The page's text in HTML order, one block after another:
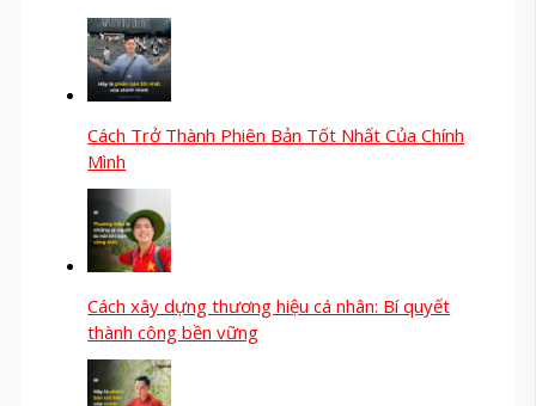
Cách Trở Thành Phiên Bản Tốt Nhất Của Chính
Mình
Cách xây dựng thương hiệu cá nhân: Bí quyết
thành công bền vững